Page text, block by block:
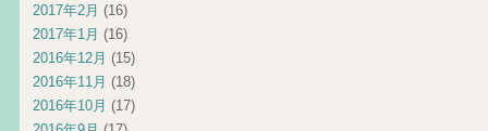
2017年2月 (16)
2017年1月 (16)
2016年12月 (15)
2016年11月 (18)
2016年10月 (17)